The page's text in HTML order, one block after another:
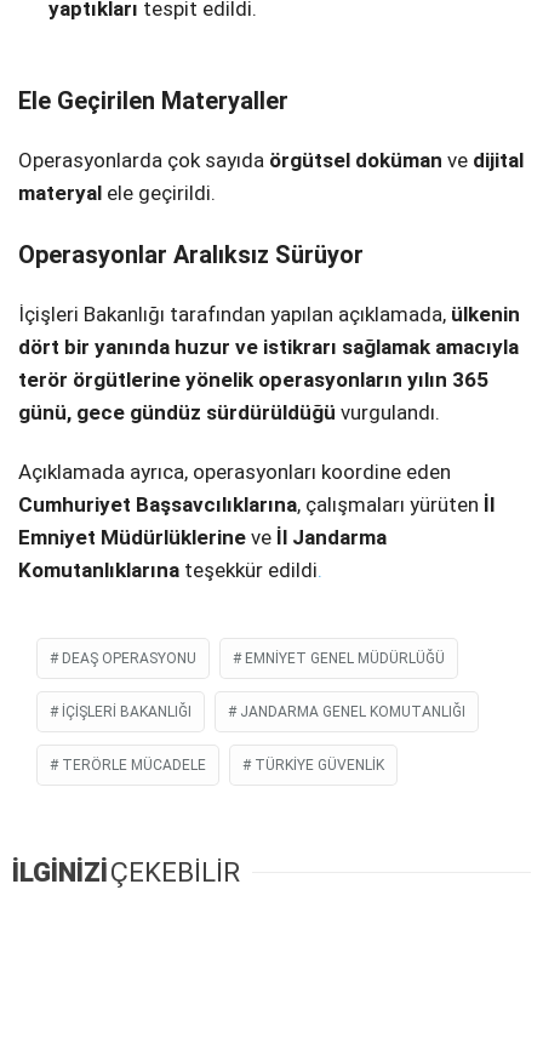
yaptıkları tespit edildi.
Ele Geçirilen Materyaller
Operasyonlarda çok sayıda örgütsel doküman ve dijital
materyal ele geçirildi.
Operasyonlar Aralıksız Sürüyor
İçişleri Bakanlığı tarafından yapılan açıklamada, ülkenin
dört bir yanında huzur ve istikrarı sağlamak amacıyla
terör örgütlerine yönelik operasyonların yılın 365
günü, gece gündüz sürdürüldüğü vurgulandı.
Açıklamada ayrıca, operasyonları koordine eden
Cumhuriyet Başsavcılıklarına, çalışmaları yürüten İl
Emniyet Müdürlüklerine ve İl Jandarma
Komutanlıklarına teşekkür edildi.
DEAŞ OPERASYONU EMNİYET GENEL MÜDÜRLÜĞÜ
İÇIŞLERI BAKANLIĞI JANDARMA GENEL KOMUTANLIĞI
TERÖRLE MÜCADELE TÜRKİYE GÜVENLİK
İLGİNİZİ ÇEKEBİLİR